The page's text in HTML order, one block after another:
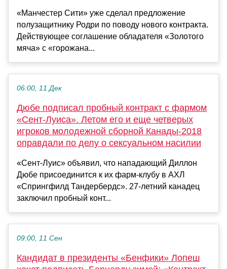
«Манчестер Сити» уже сделал предложение
полузащитнику Родри по поводу нового контракта.
Действующее соглашение обладателя «Золотого
мяча» с «горожана...
06:00, 11 Дек
Дюбе подписал пробный контракт с фармом
«Сент-Луиса». Летом его и еще четверых
игроков молодежной сборной Канады-2018
оправдали по делу о сексуальном насилии
«Сент-Луис» объявил, что нападающий Диллон
Дюбе присоединится к их фарм-клубу в АХЛ
«Спрингфилд Тандербердс». 27-летний канадец
заключил пробный конт...
09:00, 11 Сен
Кандидат в президенты «Бенфики» Лопеш